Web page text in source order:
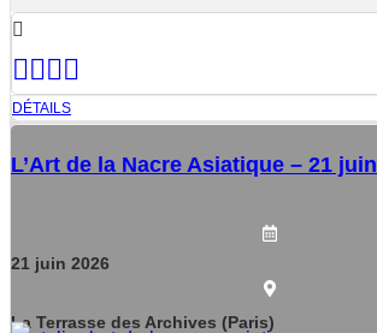
DÉTAILS
L’Art de la Nacre Asiatique – 21 juin
21 juin 2026
La Terrasse des Archives (Paris)